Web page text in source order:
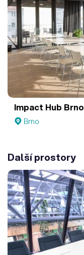
Impact Hub Brno
Brno
Další prostory